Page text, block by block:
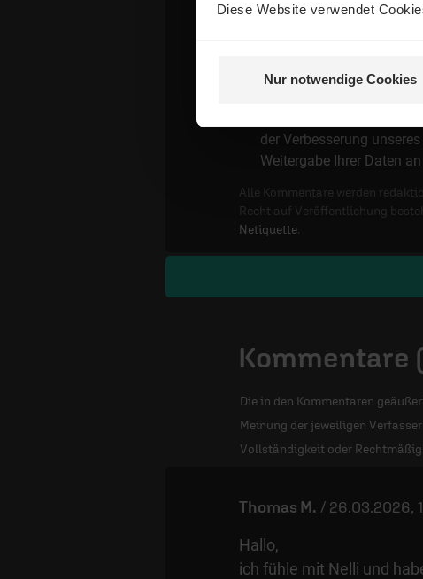
Diese Website verwendet
Nur notwendige Cookies
Meinen Kommentar nicht
der Verbesserung
Weitergabe Ihrer Daten
Alle Kommentare werden
Recht auf Veröffentlichung
Netiquette.
Kommentare
Die in den Kommentaren
Meinung der jeweiligen
Vollständigkeit oder
Thomas M. / 26.03.2026,
Hallo,
ich fühle mit Nelli und